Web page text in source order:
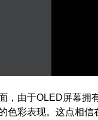
由于OLED屏幕拥
色彩表现。这点相信